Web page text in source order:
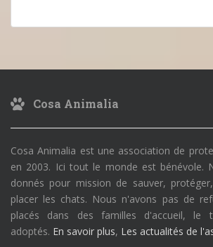
Cosa Animalia
Cosa Animalia est une association de
en 2003. Ici tout le monde est bénévole.
donnés pour mission de sauver,
placer les chats. Nous n'avons pas de
placés dans des familles d'accueil, le
adoptés. En savoir plus, Les actualités de